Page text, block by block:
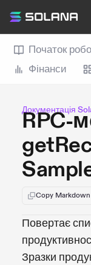
Початок
Фінанси
RPC-
Copy Markdown
Повертає
Зразки